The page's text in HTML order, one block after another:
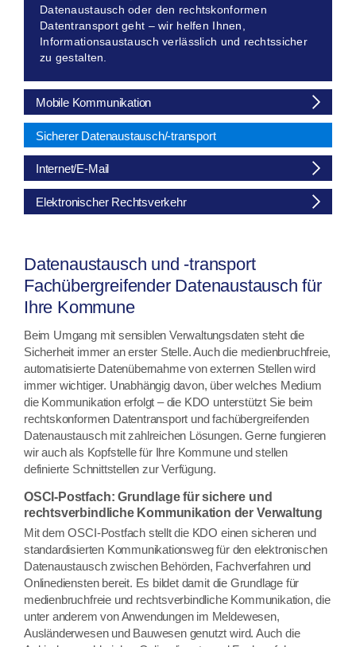
Datenaustausch oder den rechtskonformen
Datentransport geht – wir helfen Ihnen,
Informationsaustausch verlässlich und rechtssicher
zu gestalten.
Mobile Kommunikation
Sicherer Datenaustausch/-transport
Internet/E-Mail
Elektronischer Rechtsverkehr
Datenaustausch und -transport
Fachübergreifender Datenaustausch für
Ihre Kommune
Beim Umgang mit sensiblen Verwaltungsdaten steht die
Sicherheit immer an erster Stelle. Auch die medienbruchfreie,
automatisierte Datenübernahme von externen Stellen wird
immer wichtiger. Unabhängig davon, über welches Medium
die Kommunikation erfolgt – die KDO unterstützt Sie beim
rechtskonformen Datentransport und fachübergreifenden
Datenaustausch mit zahlreichen Lösungen. Gerne fungieren
wir auch als Kopfstelle für Ihre Kommune und stellen
definierte Schnittstellen zur Verfügung.
OSCI-Postfach: Grundlage für sichere und
rechtsverbindliche Kommunikation der Verwaltung
Mit dem OSCI-Postfach stellt die KDO einen sicheren und
standardisierten Kommunikationsweg für den elektronischen
Datenaustausch zwischen Behörden, Fachverfahren und
Onlinediensten bereit. Es bildet damit die Grundlage für
medienbruchfreie und rechtsverbindliche Kommunikation, die
unter anderem von Anwendungen im Meldewesen,
Ausländerwesen und Bauwesen genutzt wird. Auch die